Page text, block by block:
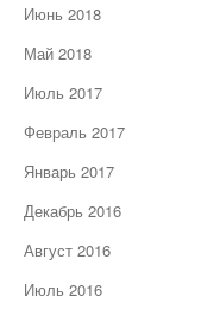
Июнь 2018
Май 2018
Июль 2017
Февраль 2017
Январь 2017
Декабрь 2016
Август 2016
Июль 2016